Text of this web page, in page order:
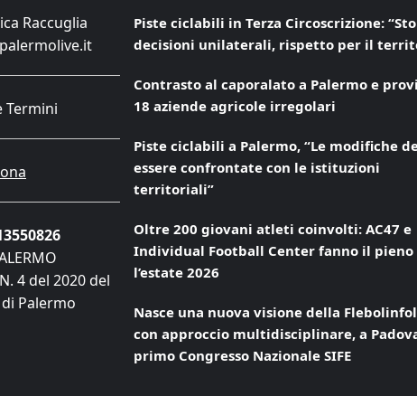
Raccuglia
Termini
4 del 2020 del
Palermo
Piste ciclabili in Terza Circoscrizione:
decisioni unilaterali, rispetto per il
Contrasto al caporalato a Palermo e
18 aziende agricole irregolari
Piste ciclabili a Palermo, “Le modifiche
essere confrontate con le istituzioni
territoriali”
Oltre 200 giovani atleti coinvolti: AC47 e
Individual Football Center fanno il pieno
l’estate 2026
Nasce una nuova visione della
con approccio multidisciplinare, a
primo Congresso Nazionale SIFE